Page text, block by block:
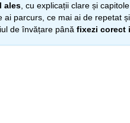
ales , cu explicații clare și
ai parcurs, ce mai ai de repetat
de învățare până fixezi corect